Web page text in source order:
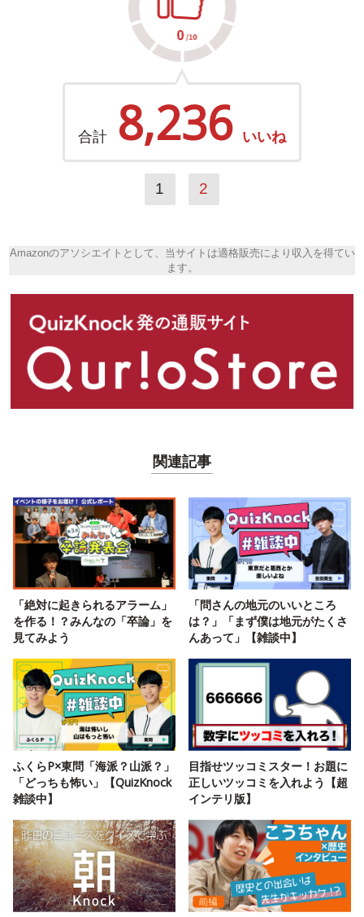
合計 8,236 いいね
1 2
Amazonのアソシエイトとして、当サイトは適格販売により収入を得てい
ます。
関連記事
「絶対に起きられるアラーム」
を作る！？みんなの「卒論」を
見てみよう
「問さんの地元のいいところ
は？」「まず僕は地元がたくさ
んあって」【雑談中】
ふくらP×東問「海派？山派？」
「どっちも怖い」【QuizKnock
雑談中】
目指せツッコミスター！お題に
正しいツッコミを入れよう【超
インテリ版】